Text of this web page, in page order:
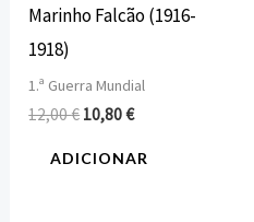
Marinho Falcão (1916-
1918)
1.ª Guerra Mundial
12,00€ 10,80€
ADICIONAR